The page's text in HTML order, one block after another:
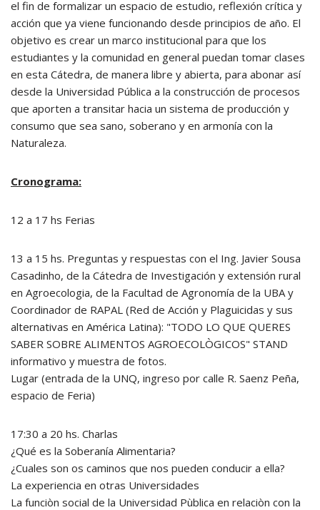
el fin de formalizar un espacio de estudio, reflexión crítica y
acción que ya viene funcionando desde principios de año. El
objetivo es crear un marco institucional para que los
estudiantes y la comunidad en general puedan tomar clases
en esta Cátedra, de manera libre y abierta, para abonar así
desde la Universidad Pública a la construcción de procesos
que aporten a transitar hacia un sistema de producción y
consumo que sea sano, soberano y en armonía con la
Naturaleza.
Cronograma:
12 a 17 hs Ferias
13 a 15 hs. Preguntas y respuestas con el Ing. Javier Sousa
Casadinho, de la Cátedra de Investigación y extensión rural
en Agroecologia, de la Facultad de Agronomía de la UBA y
Coordinador de RAPAL (Red de Acción y Plaguicidas y sus
alternativas en América Latina): "TODO LO QUE QUERES
SABER SOBRE ALIMENTOS AGROECOLÒGICOS" STAND
informativo y muestra de fotos.
Lugar (entrada de la UNQ, ingreso por calle R. Saenz Peña,
espacio de Feria)
17:30 a 20 hs. Charlas
¿Qué es la Soberanía Alimentaria?
¿Cuales son os caminos que nos pueden conducir a ella?
La experiencia en otras Universidades
La funciòn social de la Universidad Pùblica en relaciòn con la